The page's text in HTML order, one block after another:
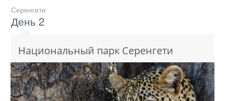
Серенгети
День 2
Национальный парк Серенгети